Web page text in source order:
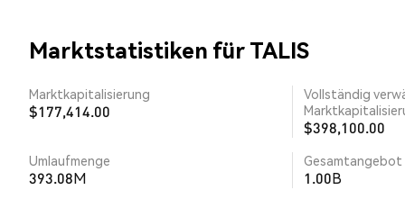
Marktstatistiken für TALIS
Marktkapitalisierung
$177,414.00
Vollständig
$398,100.00
Umlaufmenge
393.08M
Gesamtangebot
1.00B